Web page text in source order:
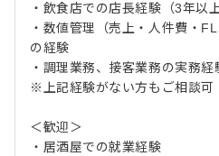
・飲食店での店長経験（3年以
・数値管理（売上・人件費・
の経験
・調理業務、接客業務の実務経
※上記経験がない方もご相談可
＜歓迎＞
・居酒屋での就業経験